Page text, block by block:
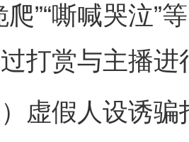
爬”“嘶喊哭泣”
打赏与主播进
假人设诱骗打